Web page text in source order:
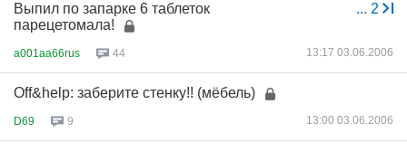
... 2
Выпил по запарке 6 таблеток
парецетомала!
a001aa66rus 44 13:17 03.06.2006
Off&help: заберите стенку!! (мёбель)
D69 9 13:00 03.06.2006